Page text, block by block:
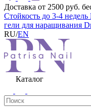
Доставка от 2500 руб.
Стойкость до 3-4 недель
гели для наращивания
RU/EN
Каталог